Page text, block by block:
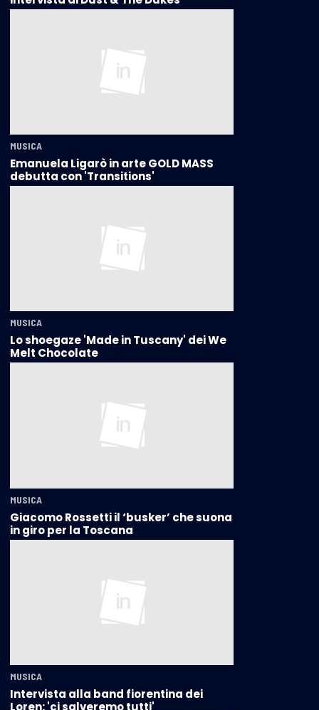
MUSICA
Emanuela Ligarò in arte GOLD MASS
debutta con 'Transitions'
MUSICA
Lo shoegaze 'Made in Tuscany' dei We
Melt Chocolate
MUSICA
Giacomo Rossetti il ‘busker’ che suona
in giro per la Toscana
MUSICA
Intervista alla band fiorentina dei
Loren: 'ci salveremo tutti'